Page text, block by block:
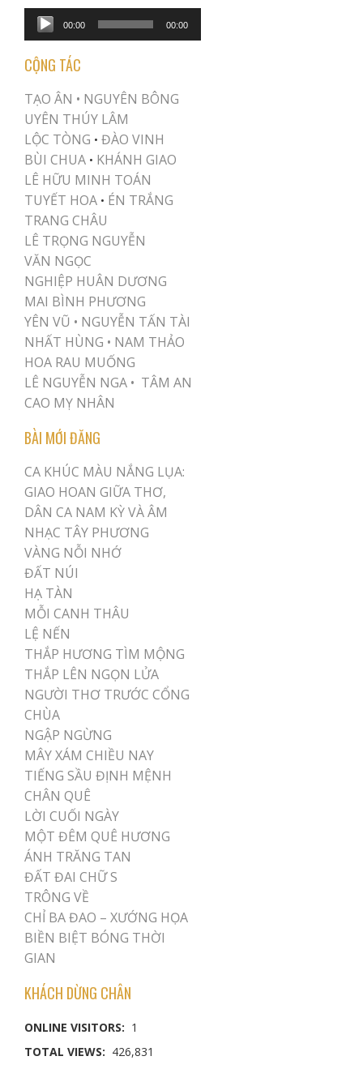
Audio
Player
00:00 00:00
CỘNG TÁC
TẠO ÂN • NGUYÊN BÔNG
UYÊN THÚY LÂM
LỘC TÒNG • ĐÀO VINH
BÙI CHUA • KHÁNH GIAO
LÊ HỮU MINH TOÁN
TUYẾT HOA • ÉN TRẮNG
TRANG CHÂU
LÊ TRỌNG NGUYỄN
VĂN NGỌC
NGHIỆP HUÂN DƯƠNG
MAI BÌNH PHƯƠNG
YÊN VŨ • NGUYỄN TẤN TÀI
NHẤT HÙNG • NAM THẢO
HOA RAU MUỐNG
LÊ NGUYỄN NGA • TÂM AN
CAO MỴ NHÂN
BÀI MỚI ĐĂNG
CA KHÚC MÀU NẮNG LỤA:
GIAO HOAN GIỮA THƠ,
DÂN CA NAM KỲ VÀ ÂM
NHẠC TÂY PHƯƠNG
VÀNG NỖI NHỚ
ĐẤT NÚI
HẠ TÀN
MỖI CANH THÂU
LỆ NẾN
THẮP HƯƠNG TÌM MỘNG
THẮP LÊN NGỌN LỬA
NGƯỜI THƠ TRƯỚC CỔNG
CHÙA
NGẬP NGỪNG
MÂY XÁM CHIỀU NAY
TIẾNG SẦU ĐỊNH MỆNH
CHÂN QUÊ
LỜI CUỐI NGÀY
MỘT ĐÊM QUÊ HƯƠNG
ÁNH TRĂNG TAN
ĐẤT ĐAI CHỮ S
TRÔNG VỀ
CHỈ BA ĐAO – XƯỚNG HỌA
BIỀN BIỆT BÓNG THỜI
GIAN
KHÁCH DỪNG CHÂN
ONLINE VISITORS: 1
TOTAL VIEWS: 426,831